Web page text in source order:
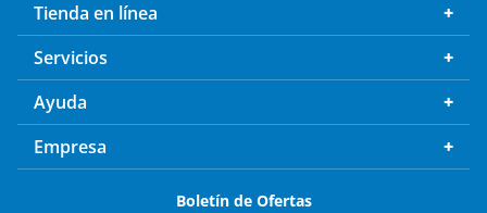
Tienda en línea
Servicios
Ayuda
Empresa
Boletín de Ofertas